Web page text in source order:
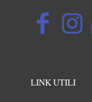
LINK UTILI